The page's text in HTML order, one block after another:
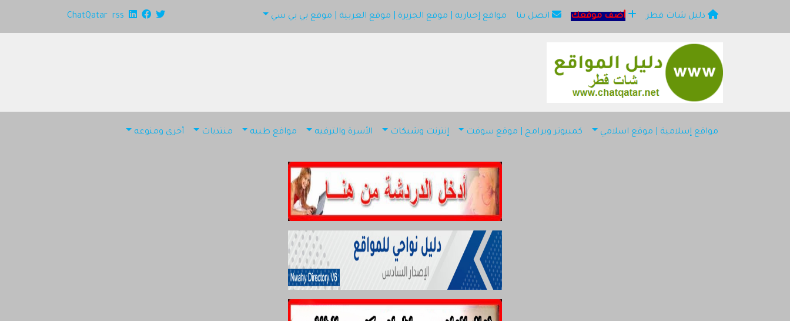
دليل شات قطر
مواقع إسلامية | موقع اسلامي
كمبيوتر وبرامج | موقع سوفت
الأسرة والترفيه
مواقع طبيه
منتديات
أخرى ومنوعه
rss
ChatQatar
دليل شات قطر أضف موقعك اتصل بنا مواقع إخباريه | موقع الجزيرة | موقع العربية | موقع بي بي سي rss
ChatQatar
مواقع إسلامية | موقع اسلامي كمبيوتر وبرامج | موقع سوفت إنترنت وشبكات الأسرة والترفيه مواقع طبيه منتديات أخرى ومنوعه